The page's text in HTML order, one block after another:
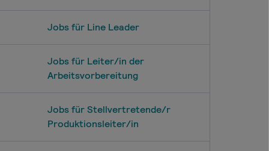
Jobs für Line Leader
Jobs für Leiter/in der
Arbeitsvorbereitung
Jobs für Stellvertretende/r
Produktionsleiter/in